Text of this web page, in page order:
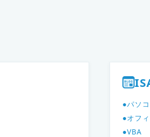
●パソ
●オフ
●VBA